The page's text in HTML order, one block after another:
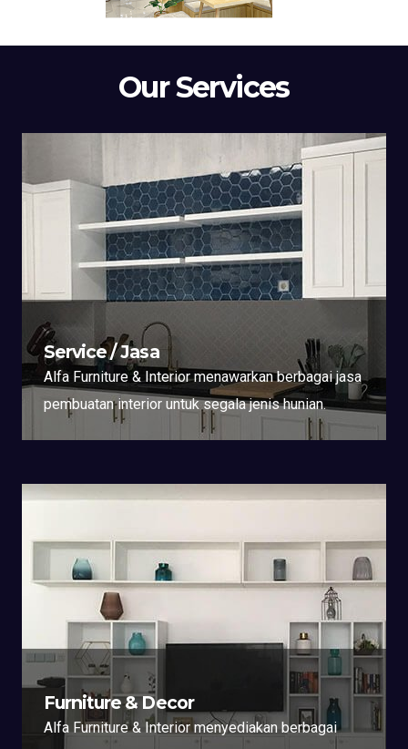
Our Services
Service / Jasa
Alfa Furniture & Interior menawarkan berbagai jasa
pembuatan interior untuk segala jenis hunian.
Furniture & Decor
Alfa Furniture & Interior menyediakan berbagai